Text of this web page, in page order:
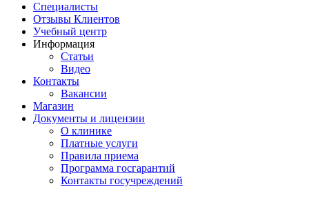
Специалисты
Отзывы Клиентов
Учебный центр
Информация
Статьи
Видео
Контакты
Вакансии
Магазин
Документы и лицензии
О клинике
Платные услуги
Правила приема
Программа госгарантий
Контакты госучреждений